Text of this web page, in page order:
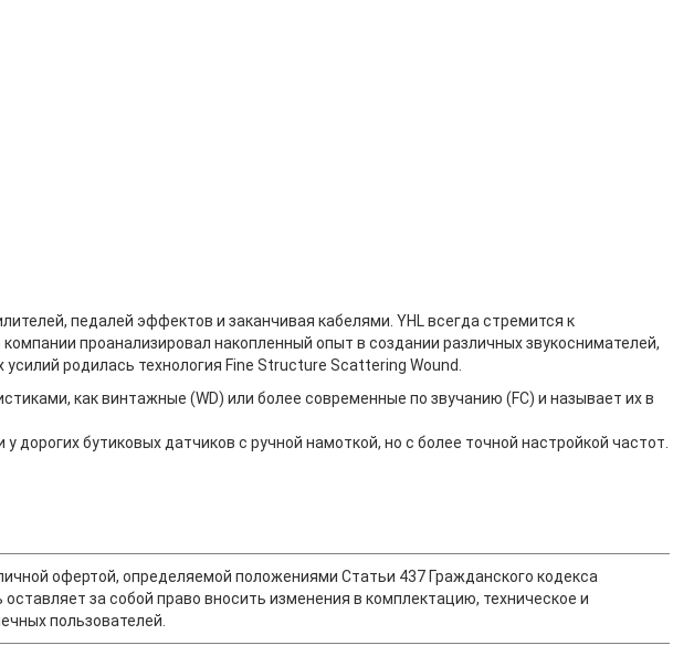
педалей эффектов и заканчивая кабелями. YHL всегда стремится к
проанализировал накопленный опыт в создании различных звукоснимателей,
родилась технология Fine Structure Scattering Wound.
как винтажные (WD) или более современные по звучанию (FC) и называет их в
бутиковых датчиков с ручной намоткой, но с более точной настройкой частот.
офертой, определяемой положениями Статьи 437 Гражданского кодекса
за собой право вносить изменения в комплектацию, техническое и
пользователей.